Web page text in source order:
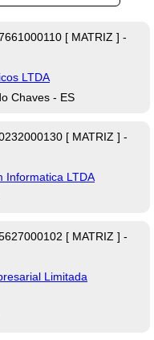
[ MATRIZ ] -
LTDA
Chaves - ES
[ MATRIZ ] -
Informatica LTDA
[ MATRIZ ] -
Limitada